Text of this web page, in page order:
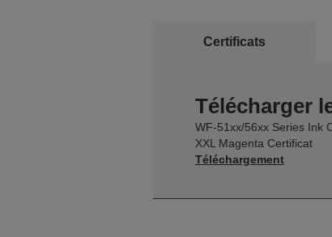
Certificats
Télécharger
WF-51xx/56xx Series Ink
XXL Magenta Certificat
Téléchargement